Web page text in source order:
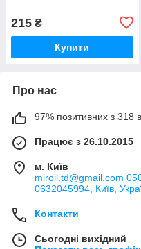
215 ₴
Купити
Про нас
97% позитивних з 318
Працює з 26.10.2015
м. Київ
miroil.td@gmail.com
0632045994, Київ,
Контакти
Сьогодні вихідний